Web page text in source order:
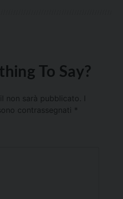
To Say?
non sarà pubblicato.
contrassegnati *